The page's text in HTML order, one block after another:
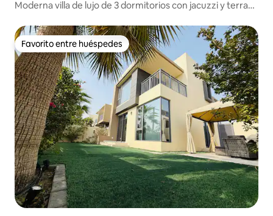
Moderna villa de lujo de 3 dormitorios con jacuzzi y terraza
Favorito entre huéspedes
Favorito entre huéspedes